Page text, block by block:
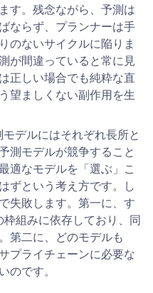
す。残念ながら、予測は
ならず、プランナーは手
のないサイクルに陥りま
が間違っていると常に見
正しい場合でも純粋な直
望ましくない副作用を生
デルにはそれぞれ長所と
測モデルが競争すること
適なモデルを「選ぶ」こ
ずという考え方です。し
失敗します。第一に、す
組みに依存しており、同
第二に、どのモデルも
プライチェーンに必要な
のです。